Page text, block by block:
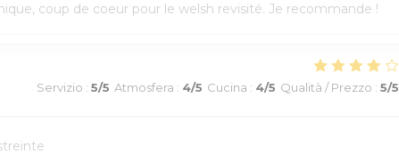
coup de coeur pour le welsh revisité. Je recommande !
Servizio : 5/5 Atmosfera : 4/5 Cucina : 4/5 Qualità / Prezzo : 5/5